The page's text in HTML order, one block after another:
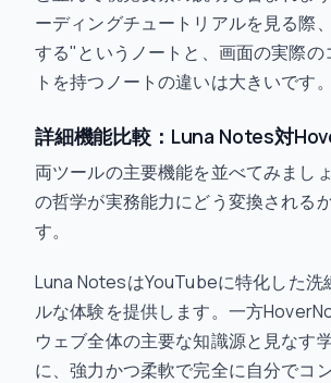
ーディングチュートリアルを見る際
する"というノートと、画面の実際の
トを持つノートの違いは大きいです。
詳細機能比較：Luna Notes対
両ツールの主要機能を並べてみまし
の哲学が実務能力にどう変換される
す。
Luna NotesはYouTubeに特化した洗
ルな体験を提供します。一方
ウェブ全体の主要な知識源と見なす
に、強力かつ柔軟で完全に自分でコ